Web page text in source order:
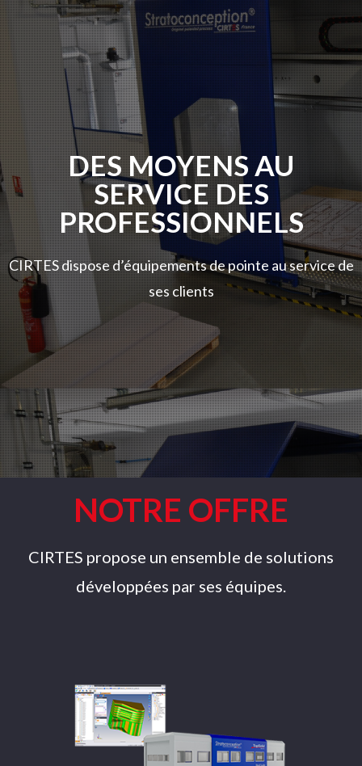
DES MOYENS AU
SERVICE DES
PROFESSIONNELS
CIRTES dispose d’équipements de pointe au service de
ses clients
NOTRE OFFRE
CIRTES propose un ensemble de solutions
développées par ses équipes.